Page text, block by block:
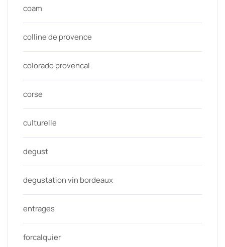
coam
colline de provence
colorado provencal
corse
culturelle
degust
degustation vin bordeaux
entrages
forcalquier